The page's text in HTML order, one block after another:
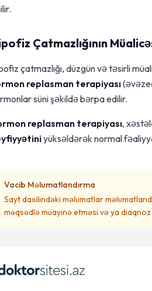
Çatmazlığının
çatmazlığı, düzgün və təsirli
replasman terapiyası
süni şəkildə bərpa edilir.
replasman terapiyası,
yüksəldərək normal
Vacib Məlumatlandırma
Sayt daxilindəki məlumatlar
məqsədlə müayinə etməsi və ya